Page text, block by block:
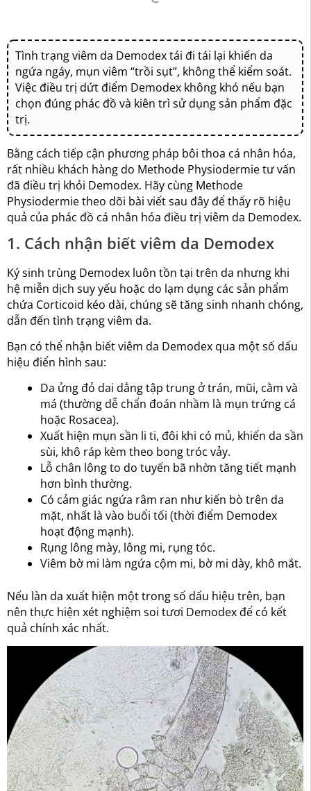
Tình trạng viêm da Demodex tái đi tái lại khiến da
ngứa ngáy, mụn viêm “trồi sụt”, không thể kiểm soát.
Việc điều trị dứt điểm Demodex không khó nếu bạn
chọn đúng phác đồ và kiên trì sử dụng sản phẩm đặc
trị.
Bằng cách tiếp cận phương pháp bôi thoa cá nhân hóa,
rất nhiều khách hàng do Methode Physiodermie tư vấn
đã điều trị khỏi Demodex. Hãy cùng Methode
Physiodermie theo dõi bài viết sau đây để thấy rõ hiệu
quả của phác đồ cá nhân hóa điều trị viêm da Demodex.
1. Cách nhận biết viêm da Demodex
Ký sinh trùng Demodex luôn tồn tại trên da nhưng khi
hệ miễn dịch suy yếu hoặc do lạm dụng các sản phẩm
chứa Corticoid kéo dài, chúng sẽ tăng sinh nhanh chóng,
dẫn đến tình trạng viêm da.
Bạn có thể nhận biết viêm da Demodex qua một số dấu
hiệu điển hình sau:
Da ửng đỏ dai dẳng tập trung ở trán, mũi, cằm và
má (thường dễ chẩn đoán nhầm là mụn trứng cá
hoặc Rosacea).
Xuất hiện mụn sần li ti, đôi khi có mủ, khiến da sần
sùi, khô ráp kèm theo bong tróc vảy.
Lỗ chân lông to do tuyến bã nhờn tăng tiết mạnh
hơn bình thường.
Có cảm giác ngứa râm ran như kiến bò trên da
mặt, nhất là vào buổi tối (thời điểm Demodex
hoạt động mạnh).
Rụng lông mày, lông mi, rụng tóc.
Viêm bờ mi làm ngứa cộm mi, bờ mi dày, khô mắt.
Nếu làn da xuất hiện một trong số dấu hiệu trên, bạn
nên thực hiện xét nghiệm soi tươi Demodex để có kết
quả chính xác nhất.